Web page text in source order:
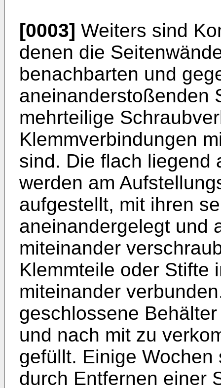
[0003] Weiters sind
denen die
benachbarten und
aneinanderstoßenden
mehrteilige
Klemmverbindungen
sind. Die flach liegend
werden am
aufgestellt, mit ihren
aneinandergelegt und
miteinander
Klemmteile oder Stifte
miteinander
geschlossene
und nach mit zu
gefüllt. Einige
durch Entfernen einer